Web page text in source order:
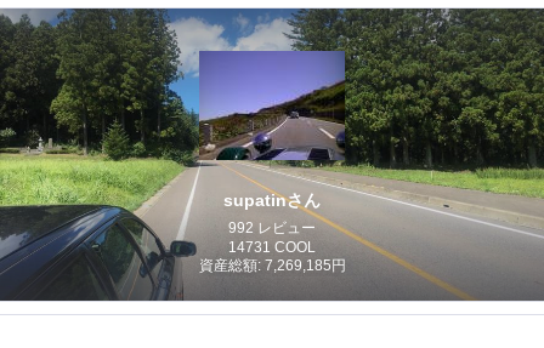
supatinさん
992 レビュー
14731 COOL
資産総額: 7,269,185円